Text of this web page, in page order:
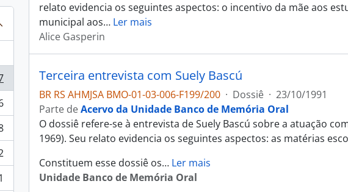
relato evidencia os seguintes aspectos: o incentivo da mãe aos
municipal aos… Ler mais
Alice Gasperin
Terceira entrevista com Suely Bascú
BR RS AHMJSA BMO-01-03-006-F199/200 · Dossiê · 23/10/1991
Parte deAcervo da Unidade Banco de Memória Oral
O dossiê refere-se à entrevista de Suely Bascú sobre a atuação
1969). Seu relato evidencia os seguintes aspectos: as matérias
Constituem esse dossiê os… Ler mais
Unidade Banco de Memória Oral